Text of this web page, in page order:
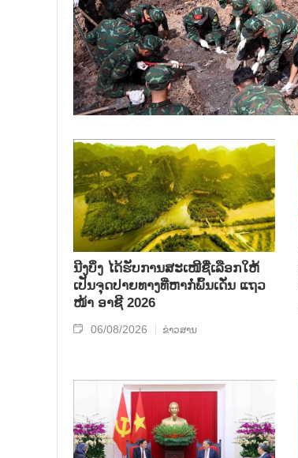
ນີງບິ່ງ ໄດ້ຮັບການສະເໜີຊື່ເລືອກໃຫ້
ເປັນຈຸດປາຍທາງທີ່ຫາກໍ່ພົ້ນເດັ່ນ ແຖວ
ໜ້າ ອາຊີ 2026
06/08/2026 ຂ່າວສານ